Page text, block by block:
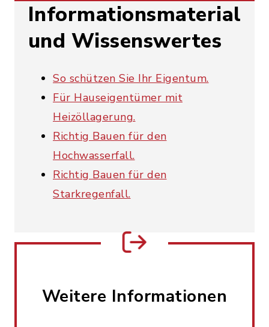
Informationsmaterial
und Wissenswertes
So schützen Sie Ihr Eigentum.
Für Hauseigentümer mit
Heizöllagerung.
Richtig Bauen für den
Hochwasserfall.
Richtig Bauen für den
Starkregenfall.
Weitere Informationen